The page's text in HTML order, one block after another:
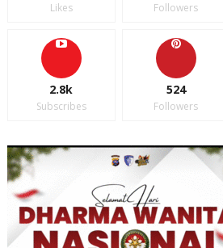
Likes Followers
2.8k
Subscribes
524
Followers